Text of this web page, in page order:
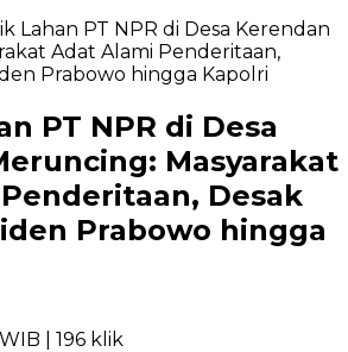
Lahan PT NPR di Desa Kerendan
Adat Alami Penderitaan,
Prabowo hingga Kapolri
PT NPR di Desa
Masyarakat
Desak
Prabowo hingga
| 196 klik